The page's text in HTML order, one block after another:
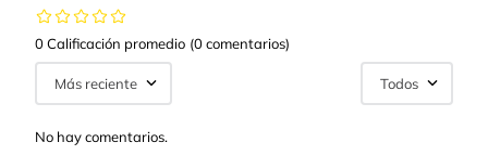
0 Calificación promedio (0 comentarios)
Más reciente Todos
No hay comentarios.